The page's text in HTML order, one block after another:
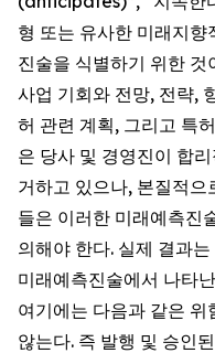
형 또는 유사한 미래지향
진술을 식별하기 위한 것
사업 기회와 전망, 전략,
허 관련 계획, 그리고 특
은 당사 및 경영진이 합
거하고 있으나, 본질적
들은 이러한 미래예측진
의해야 한다. 실제 결과
미래예측진술에서 나타
여기에는 다음과 같은
않는다. 즉 발행 및 승인